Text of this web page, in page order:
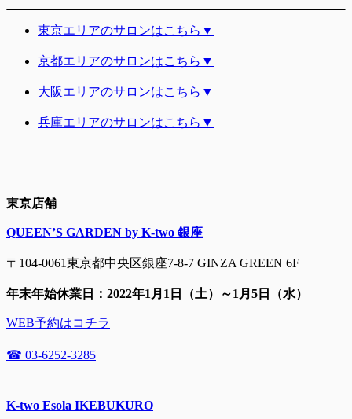
東京エリアのサロンはこちら▼
京都エリアのサロンはこちら▼
大阪エリアのサロンはこちら▼
兵庫エリアのサロンはこちら▼
東京店舗
QUEEN’S GARDEN by K-two 銀座
〒104-0061東京都中央区銀座7-8-7 GINZA GREEN 6F
年末年始休業日：2022年1月1日（土）～1月5日（水）
WEB予約はコチラ
☎ 03-6252-3285
K-two Esola IKEBUKURO